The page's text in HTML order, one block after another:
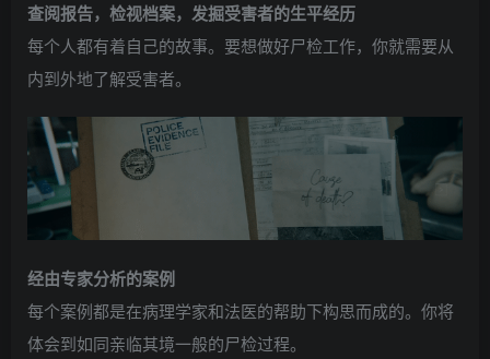
查阅报告，检视档案，发掘受害者的生平经历
每个人都有着自己的故事。要想做好尸检工作，你就需要从
内到外地了解受害者。
经由专家分析的案例
每个案例都是在病理学家和法医的帮助下构思而成的。你将
体会到如同亲临其境一般的尸检过程。